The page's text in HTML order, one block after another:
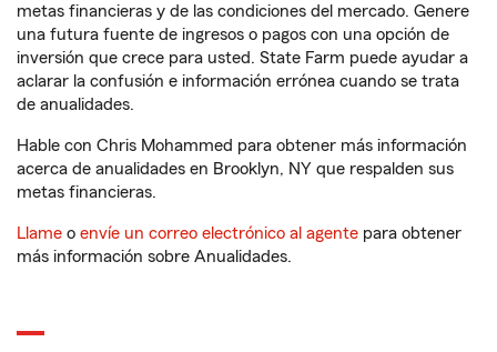
metas financieras y de las condiciones del mercado. Genere
una futura fuente de ingresos o pagos con una opción de
inversión que crece para usted. State Farm puede ayudar a
aclarar la confusión e información errónea cuando se trata
de anualidades.
Hable con Chris Mohammed para obtener más información
acerca de anualidades en Brooklyn, NY que respalden sus
metas financieras.
Llame o envíe un correo electrónico al agente para obtener
más información sobre Anualidades.